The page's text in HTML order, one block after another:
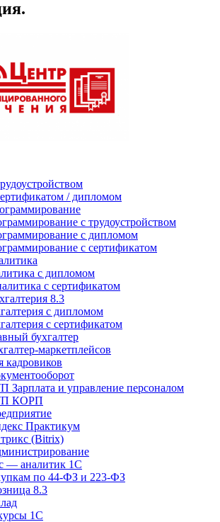
/ дипломом
с трудоустройством
с дипломом
с сертификатом
с дипломом
с сертификатом
8.3
с дипломом
с сертификатом
бухгалтер
маркетплейсов
кадровиков
Зарплата и управление персоналом
КОРП
Практикум
(Bitrix)
— аналитик 1С
по 44‑ФЗ и 223‑ФЗ
8.3
1С